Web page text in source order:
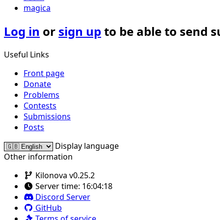
magica
Log in or sign upto be able to send
Useful Links
Front page
Donate
Problems
Contests
Submissions
Posts
Display language
Other information
Kilonova v0.25.2
Server time: 16:04:18
Discord Server
GitHub